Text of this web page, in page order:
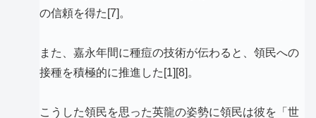
の信頼を得た[7]。
また、嘉永年間に種痘の技術が伝わると、領民への
接種を積極的に推進した[1][8]。
こうした領民を思った英龍の姿勢に領民は彼を「世